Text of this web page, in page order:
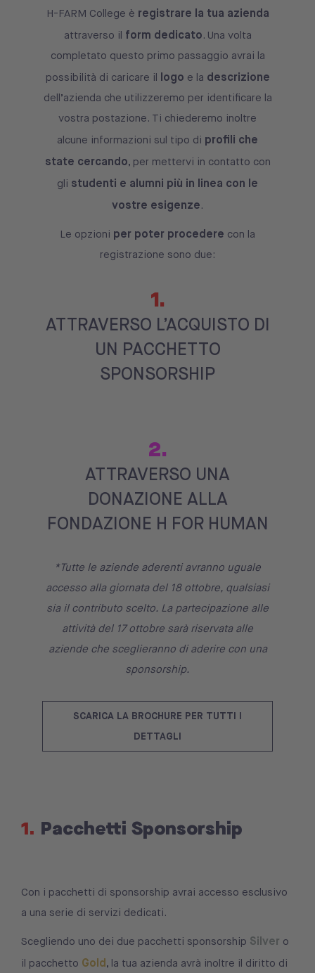
H-FARM College è registrare la tua azienda
attraverso il form dedicato. Una volta
completato questo primo passaggio avrai la
possibilità di caricare il logo e la descrizione
dell’azienda che utilizzeremo per identificare la
vostra postazione. Ti chiederemo inoltre
alcune informazioni sul tipo di profili che
state cercando, per mettervi in contatto con
gli studenti e alumni più in linea con le
vostre esigenze.
Le opzioni per poter procedere con la
registrazione sono due:
1.
ATTRAVERSO L’ACQUISTO DI
UN PACCHETTO
SPONSORSHIP
2.
ATTRAVERSO UNA
DONAZIONE ALLA
FONDAZIONE H FOR HUMAN
*Tutte le aziende aderenti avranno uguale
accesso alla giornata del 18 ottobre, qualsiasi
sia il contributo scelto. La partecipazione alle
attività del 17 ottobre sarà riservata alle
aziende che sceglieranno di aderire con una
sponsorship.
SCARICA LA BROCHURE PER TUTTI I
DETTAGLI
1. Pacchetti Sponsorship
Con i pacchetti di sponsorship avrai accesso esclusivo
a una serie di servizi dedicati.
Scegliendo uno dei due pacchetti sponsorship Silver o
il pacchetto Gold, la tua azienda avrà inoltre il diritto di